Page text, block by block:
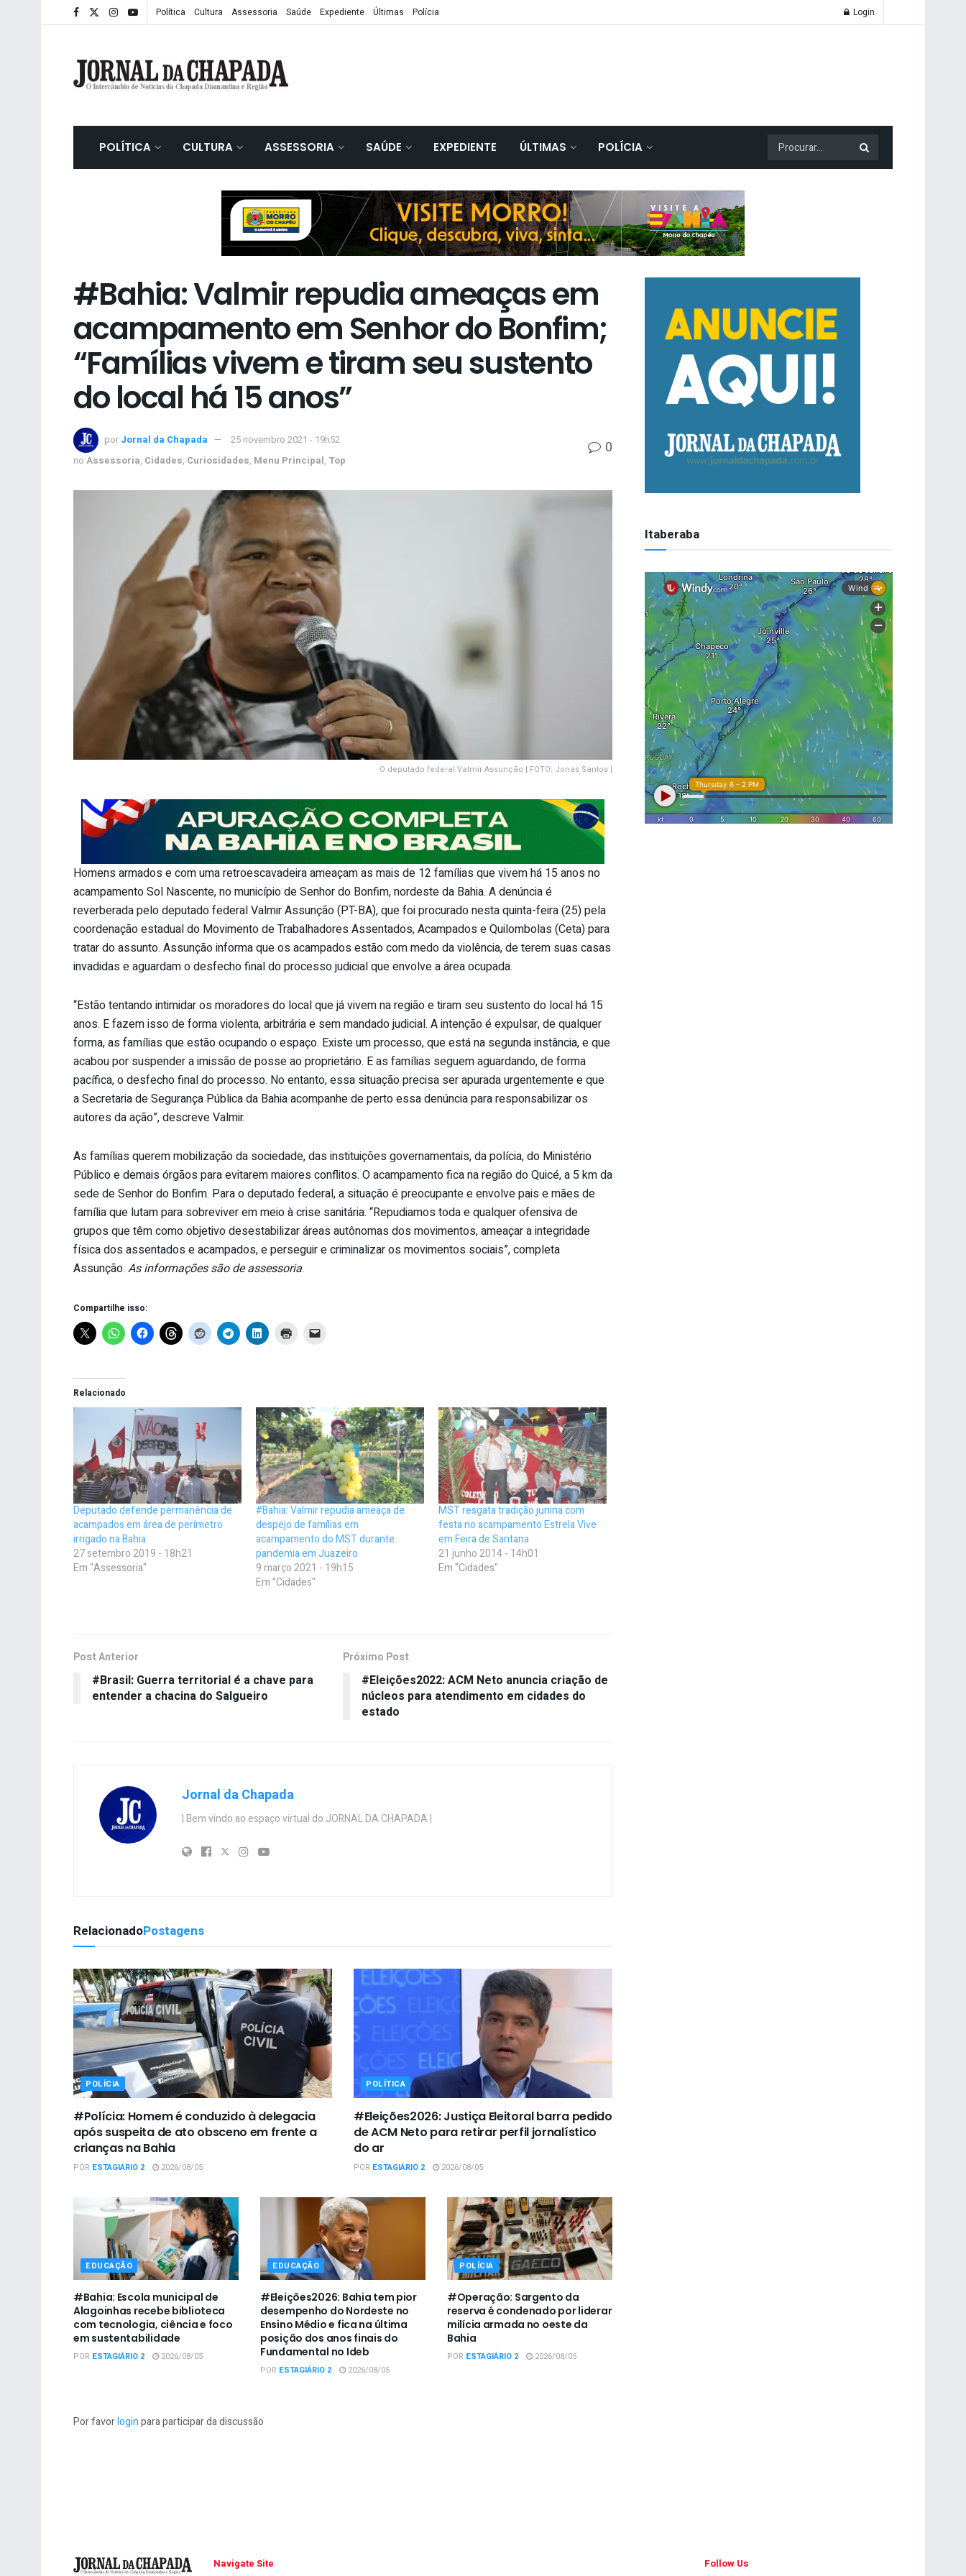
Política Cultura Assessoria Saúde Expediente Últimas Polícia Login
POLÍTICA CULTURA ASSESSORIA SAÚDE EXPEDIENTE ÚLTIMAS POLÍCIA
#Bahia: Valmir repudia ameaças em
acampamento em Senhor do Bonfim;
“Famílias vivem e tiram seu sustento
do local há 15 anos”
por Jornal da Chapada
25 novembro 2021 - 19h52
no Assessoria, Cidades, Curiosidades, Menu Principal, Top
0
O deputado federal Valmir Assunção | FOTO: Jonas Santos |
Homens armados e com uma retroescavadeira ameaçam as mais de 12 famílias que vivem há 15 anos no
acampamento Sol Nascente, no município de Senhor do Bonfim, nordeste da Bahia. A denúncia é
reverberada pelo deputado federal Valmir Assunção (PT-BA), que foi procurado nesta quinta-feira (25) pela
coordenação estadual do Movimento de Trabalhadores Assentados, Acampados e Quilombolas (Ceta) para
tratar do assunto. Assunção informa que os acampados estão com medo da violência, de terem suas casas
invadidas e aguardam o desfecho final do processo judicial que envolve a área ocupada.
“Estão tentando intimidar os moradores do local que já vivem na região e tiram seu sustento do local há 15
anos. E fazem isso de forma violenta, arbitrária e sem mandado judicial. A intenção é expulsar, de qualquer
forma, as famílias que estão ocupando o espaço. Existe um processo, que está na segunda instância, e que
acabou por suspender a imissão de posse ao proprietário. E as famílias seguem aguardando, de forma
pacífica, o desfecho final do processo. No entanto, essa situação precisa ser apurada urgentemente e que
a Secretaria de Segurança Pública da Bahia acompanhe de perto essa denúncia para responsabilizar os
autores da ação”, descreve Valmir.
As famílias querem mobilização da sociedade, das instituições governamentais, da polícia, do Ministério
Público e demais órgãos para evitarem maiores conflitos. O acampamento fica na região do Quicé, a 5 km da
sede de Senhor do Bonfim. Para o deputado federal, a situação é preocupante e envolve pais e mães de
família que lutam para sobreviver em meio à crise sanitária. “Repudiamos toda e qualquer ofensiva de
grupos que têm como objetivo desestabilizar áreas autônomas dos movimentos, ameaçar a integridade
física dos assentados e acampados, e perseguir e criminalizar os movimentos sociais”, completa
Assunção. As informações são de assessoria.
Compartilhe isso:
Relacionado
Deputado defende permanência de
acampados em área de perímetro
irrigado na Bahia
27 setembro 2019 - 18h21
Em "Assessoria"
#Bahia: Valmir repudia ameaça de
despejo de famílias em
acampamento do MST durante
pandemia em Juazeiro
9 março 2021 - 19h15
Em "Cidades"
MST resgata tradição junina com
festa no acampamento Estrela Vive
em Feira de Santana
21 junho 2014 - 14h01
Em "Cidades"
Post Anterior
#Brasil: Guerra territorial é a chave para
entender a chacina do Salgueiro
Próximo Post
#Eleições2022: ACM Neto anuncia criação de
núcleos para atendimento em cidades do
estado
Jornal da Chapada
| Bem vindo ao espaço virtual do JORNAL DA CHAPADA |
RelacionadoPostagens
POLÍCIA
#Polícia: Homem é conduzido à delegacia
após suspeita de ato obsceno em frente a
crianças na Bahia
POR ESTAGIÁRIO 2 2026/08/05
POLÍTICA
#Eleições2026: Justiça Eleitoral barra pedido
de ACM Neto para retirar perfil jornalístico
do ar
POR ESTAGIÁRIO 2 2026/08/05
EDUCAÇÃO
#Bahia: Escola municipal de
Alagoinhas recebe biblioteca
com tecnologia, ciência e foco
em sustentabilidade
POR ESTAGIÁRIO 2 2026/08/05
EDUCAÇÃO
#Eleições2026: Bahia tem pior
desempenho do Nordeste no
Ensino Médio e fica na última
posição dos anos finais do
Fundamental no Ideb
POR ESTAGIÁRIO 2 2026/08/05
POLÍCIA
#Operação: Sargento da
reserva é condenado por liderar
milícia armada no oeste da
Bahia
POR ESTAGIÁRIO 2 2026/08/05
Por favorloginpara participar da discussão
Itaberaba
Navigate Site Follow Us